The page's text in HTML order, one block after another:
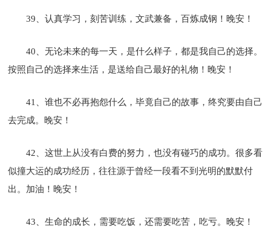
39、认真学习，刻苦训练，文武兼备，百炼成钢！晚安！
40、无论未来的每一天，是什么样子，都是我自己的选择。
按照自己的选择来生活，是送给自己最好的礼物！晚安！
41、谁也不必再抱怨什么，毕竟自己的故事，终究要由自己
去完成。晚安！
42、这世上从没有白费的努力，也没有碰巧的成功。很多看
似撞大运的成功经历，往往源于曾经一段看不到光明的默默付
出。加油！晚安！
43、生命的成长，需要吃饭，还需要吃苦，吃亏。晚安！